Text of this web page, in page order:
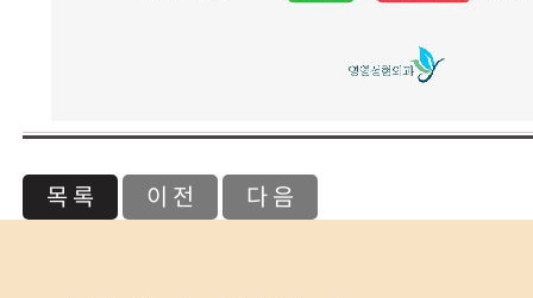
목 록 이 전 다 음